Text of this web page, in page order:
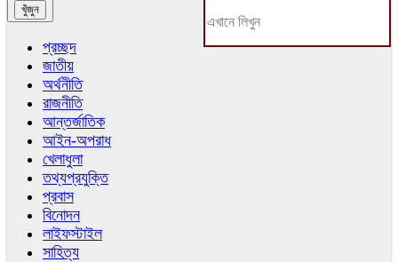
প্রচ্ছদ
জাতীয়
অর্থনীতি
রাজনীতি
আন্তর্জাতিক
আইন-অপরাধ
খেলাধুলা
তথ্যপ্রযুক্তি
প্রবাস
বিনোদন
লাইফস্টাইল
সাহিত্য